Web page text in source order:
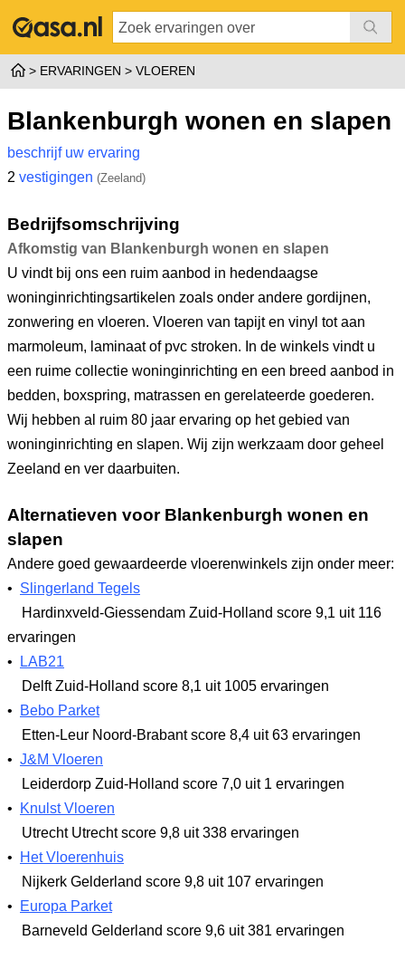
ERVARINGEN VLOEREN
Blankenburgh wonen en slapen
beschrijf uw ervaring
2 vestigingen (Zeeland)
Bedrijfsomschrijving
Afkomstig van Blankenburgh wonen en slapen
U vindt bij ons een ruim aanbod in hedendaagse
woninginrichtingsartikelen zoals onder andere gordijnen,
zonwering en vloeren. Vloeren van tapijt en vinyl tot aan
marmoleum, laminaat of pvc stroken. In de winkels vindt u
een ruime collectie woninginrichting en een breed aanbod in
bedden, boxspring, matrassen en gerelateerde goederen.
Wij hebben al ruim 80 jaar ervaring op het gebied van
woninginrichting en slapen. Wij zijn werkzaam door geheel
Zeeland en ver daarbuiten.
Alternatieven voor Blankenburgh wonen en
slapen
Andere goed gewaardeerde vloerenwinkels zijn onder meer:
• Slingerland Tegels
Hardinxveld-Giessendam Zuid-Holland score 9,1 uit 116
ervaringen
•
LAB21
Delft Zuid-Holland score 8,1 uit 1005 ervaringen
•
Bebo Parket
Etten-Leur Noord-Brabantscore 8,4 uit 63 ervaringen
• J&M Vloeren
Leiderdorp Zuid-Holland score 7,0 uit 1 ervaringen
•
Knulst Vloeren
Utrecht Utrechtscore 9,8 uit 338 ervaringen
•
Het Vloerenhuis
Nijkerk Gelderland score 9,8 uit 107 ervaringen
•
Europa Parket
Barneveld Gelderland score 9,6 uit 381 ervaringen